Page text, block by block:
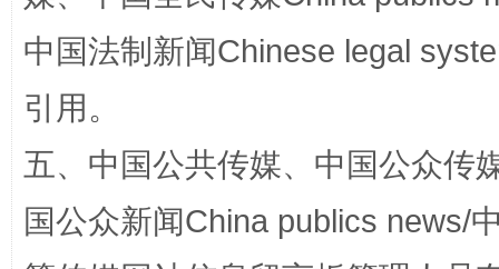
漫山遍野的桃花与雪山、麦地、白藏房
中国法制新闻Chinese legal
引用。
五、中国公共传媒、中国公众传
国公众新闻China publics news/